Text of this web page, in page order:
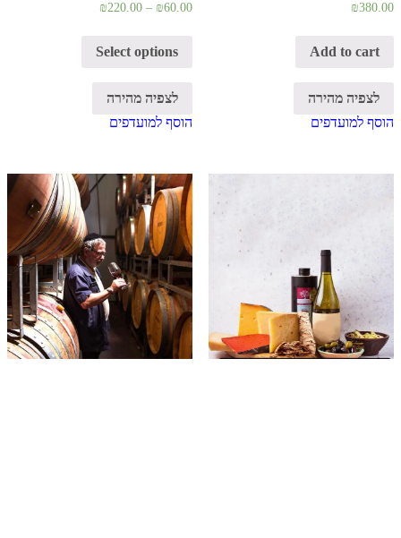
₪380.00
Add to cart
לצפיה מהירה
הוסף למועדפים
₪60.00
–
₪220.00
Select options
לצפיה מהירה
הוסף למועדפים